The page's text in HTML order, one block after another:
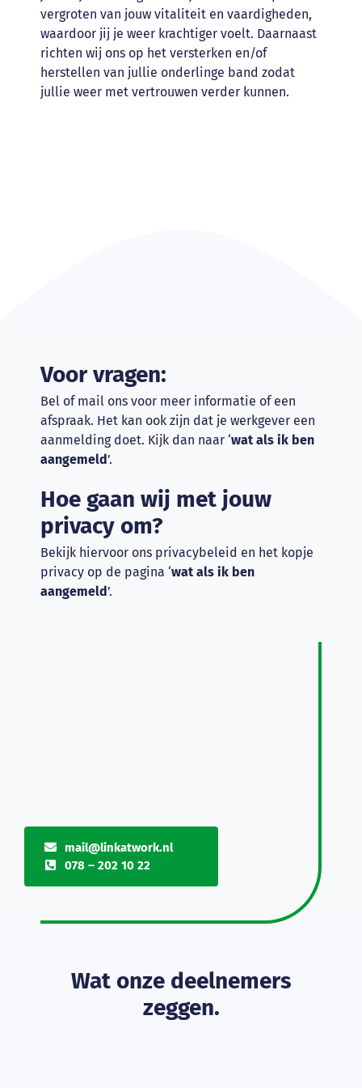
vergroten van jouw vitaliteit en vaardigheden,
waardoor jij je weer krachtiger voelt. Daarnaast
richten wij ons op het versterken en/of
herstellen van jullie onderlinge band zodat
jullie weer met vertrouwen verder kunnen.
Voor vragen:
Bel of mail ons voor meer informatie of een
afspraak. Het kan ook zijn dat je werkgever een
aanmelding doet. Kijk dan naar ‘wat als ik ben
aangemeld’.
Hoe gaan wij met jouw
privacy om?
Bekijk hiervoor ons privacybeleid en het kopje
privacy op de pagina ‘wat als ik ben
aangemeld’.
mail@linkatwork.nl
078 – 202 10 22
Wat onze deelnemers
zeggen.